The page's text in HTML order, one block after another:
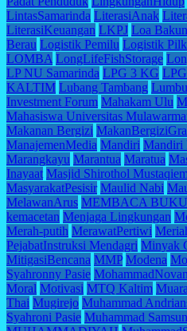
LintasSamarinda LiterasiAnak
LiterasiKeuangan LKPJ Loa
Berau Logistik Pemilu Logistik
LOMBA LongLifeFishStorage
LP NU Samarinda LPG 3 KG
KALTIM Lubang Tambang
Investment Forum Mahakam Ulu
Mahasiswa Universitas
Makanan Bergizi
ManajemenMedia Mandiri Mandiri
Marangkayu Marantua Maratua
Inayaat Masjid Shirothol
MasyarakatPesisir Maulid Nabi
MelawanArus MEMBACA BUKU
kemacetan Menjaga Lingkungan
Merah-putih MerawatPertiwi
PejabatInstruksi Mendagri Minyak
MitigasiBencana MMP Modena
Syahronny Pasie
Moral Motivasi MTQ Kaltim
Thai Mugirejo Muhammad
Syahroni Pasie Muhammad Samsun